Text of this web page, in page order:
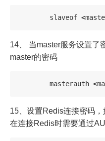
slaveof <
14、 当master服务设置了
master的密码
masterauth <
15、设置Redis连接密码
在连接Redis时需要通过